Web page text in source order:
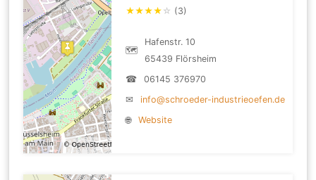
★★★★ ☆ (3)
🗺
Hafenstr. 10
65439 Flörsheim
☎
06145 376970
✉
info@schroeder-industrieoefen.de
🌐
Website